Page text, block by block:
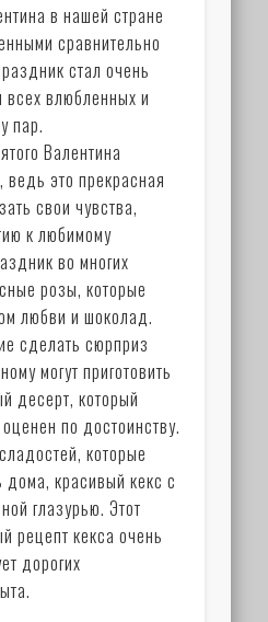
в нашей стране
сравнительно
стал очень
влюбленных и
пар.
Валентина
ведь это прекрасная
свои чувства,
к любимому
во многих
розы, которые
любви и шоколад.
сделать сюрприз
могут приготовить
десерт, который
по достоинству.
которые
дома, красивый кекс с
глазурью. Этот
рецепт кекса очень
дорогих